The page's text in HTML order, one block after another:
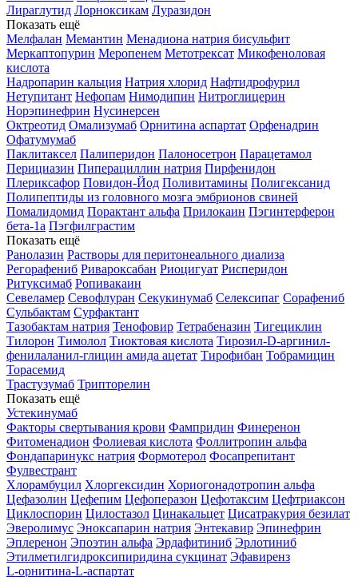
Лираглутид Лорноксикам Луразидон
Показать ещё
Мелфалан Мемантин Менадиона натрия бисульфит
Меркаптопурин Меропенем Метотрексат Микофеноловая
кислота
Надропарин кальция Натрия хлорид Нафтидрофурил
Нетупитант Нефопам Нимодипин Нитроглицерин
Норэпинефрин Нусинерсен
Октреотид Омализумаб Орнитина аспартат Орфенадрин
Офатумумаб
Паклитаксел Палиперидон Палоносетрон Парацетамол
Перициазин Пиперациллин натрия Пирфенидон
Плериксафор Повидон-Йод Поливитамины Полигексанид
Полипептиды из головного мозга эмбрионов свиней
Помалидомид Порактант альфа Прилокаин Пэгинтерферон
бета-1a Пэгфилграстим
Показать ещё
Ранолазин Растворы для перитонеального диализа
Регорафениб Ривароксабан Риоцигуат Рисперидон
Ритуксимаб Ропивакаин
Севеламер Севофлуран Секукинумаб Селексипаг Сорафениб
Сульбактам Сурфактант
Тазобактам натрия Тенофовир Тетрабеназин Тигециклин
Тилорон Тимолол Тиоктовая кислота Тирозил-D-аргинил-
фенилаланил-глицин амида ацетат Тирофибан Тобрамицин
Торасемид
Трастузумаб Трипторелин
Показать ещё
Устекинумаб
Факторы свертывания крови Фампридин Финеренон
Фитоменадион Фолиевая кислота Фоллитропин альфа
Фондапаринукс натрия Формотерол Фосапрепитант
Фулвестрант
Хлорамбуцил Хлоргексидин Хориогонадотропин альфа
Цефазолин Цефепим Цефоперазон Цефотаксим Цефтриаксон
Циклоспорин Цилостазол Цинакальцет Цисатракурия безилат
Эверолимус Эноксапарин натрия Энтекавир Эпинефрин
Эплеренон Эпоэтин альфа Эрдафитиниб Эрлотиниб
Этилметилгидроксипиридина сукцинат Эфавиренз
L-орнитина-L-аспартат